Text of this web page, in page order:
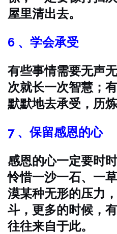
屋里清出去。
6 、学会承受
有些事情需要无声
次就长一次智慧；
默默地去承受，历
7 、保留感恩的心
感恩的心一定要时
怜惜一沙一石、一
漠某种无形的压力
斗，更多的时候，
往往来自于此。